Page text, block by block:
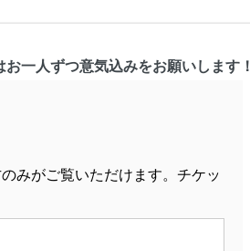
一人ずつ意気込みをお願いします！
みがご覧いただけます。チケッ